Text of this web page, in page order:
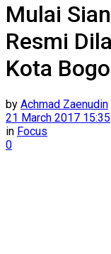
Mulai
Resmi
Kota
by Achmad Zaenudin
21 March 2017 15:35
in Focus
0